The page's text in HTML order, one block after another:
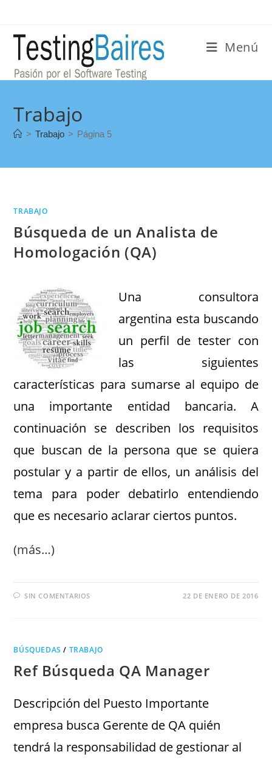
Menú
Trabajo
> Trabajo > Página 5
TRABAJO
Búsqueda de un Analista de
Homologación (QA)
Una consultora
argentina esta buscando
un perfil de tester con
las siguientes
características para sumarse al equipo de
una importante entidad bancaria. A
continuación se describen los requisitos
que buscan de la persona que se quiera
postular y a partir de ellos, un análisis del
tema para poder debatirlo entendiendo
que es necesario aclarar ciertos puntos.
(más…)
SIN COMENTARIOS 22 DE ENERO DE 2016
BÚSQUEDAS / TRABAJO
Ref Búsqueda QA Manager
Descripción del Puesto Importante
empresa busca Gerente de QA quién
tendrá la responsabilidad de gestionar al